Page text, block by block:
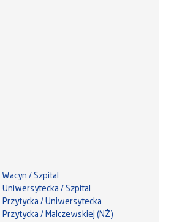
Wacyn / Szpital
Uniwersytecka / Szpital
Przytycka / Uniwersytecka
Przytycka / Malczewskiej (NŻ)